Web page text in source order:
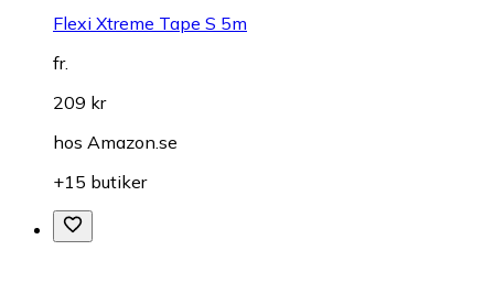
Flexi Xtreme Tape S 5m
fr.
209 kr
hos Amazon.se
+15 butiker